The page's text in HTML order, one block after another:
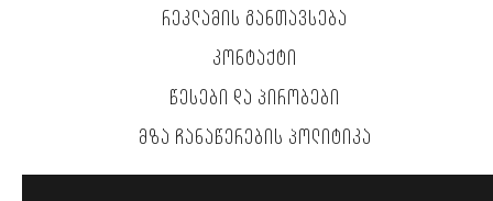
ᲠᲔᲙᲚᲐᲛᲘᲡ ᲒᲐᲜᲗᲐᲕᲡᲔᲑᲐ
ᲙᲝᲜᲢᲐᲥᲢᲘ
ᲬᲔᲡᲔᲑᲘ ᲓᲐ ᲞᲘᲠᲝᲑᲔᲑᲘ
ᲛᲖᲐ ᲩᲐᲜᲐᲬᲔᲠᲔᲑᲘᲡ ᲞᲝᲚᲘᲢᲘᲙᲐ